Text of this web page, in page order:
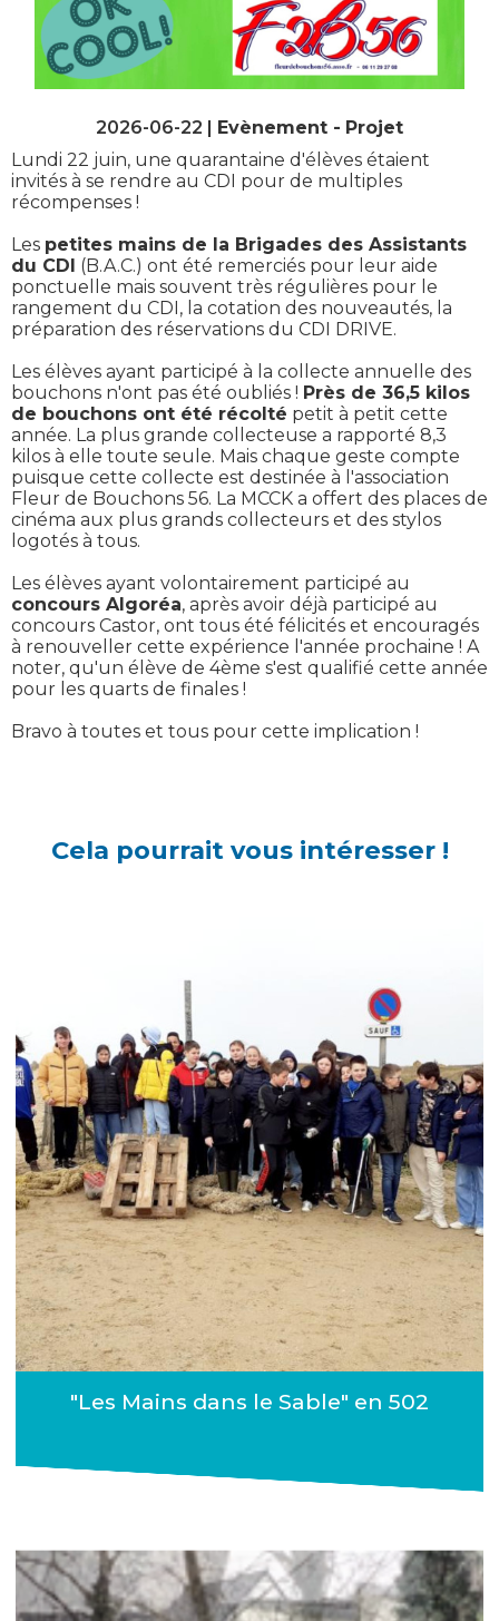
2026-06-22 | Evènement
Projet
Lundi 22 juin, une quarantaine d'élèves étaient
invités à se rendre au CDI pour de multiples
récompenses !
Les petites mains de la Brigades des Assistants
du CDI (B.A.C.) ont été remerciés pour leur aide
ponctuelle mais souvent très régulières pour le
rangement du CDI, la cotation des nouveautés, la
préparation des réservations du CDI DRIVE.
Les élèves ayant participé à la collecte annuelle des
bouchons n'ont pas été oubliés ! Près de 36,5 kilos
de bouchons ont été récolté petit à petit cette
année. La plus grande collecteuse a rapporté 8,3
kilos à elle toute seule. Mais chaque geste compte
puisque cette collecte est destinée à l'association
Fleur de Bouchons 56. La MCCK a offert des places de
cinéma aux plus grands collecteurs et des stylos
logotés à tous.
Les élèves ayant volontairement participé au
concours Algoréa, après avoir déjà participé au
concours Castor, ont tous été félicités et encouragés
à renouveller cette expérience l'année prochaine ! A
noter, qu'un élève de 4ème s'est qualifié cette année
pour les quarts de finales !
Bravo à toutes et tous pour cette implication !
Cela pourrait vous intéresser !
"Les Mains dans le Sable" en 502